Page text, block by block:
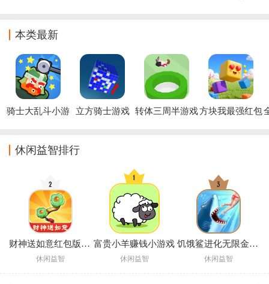
载
本类最新
骑士大乱斗小游
立方骑士游戏 转体三周半游戏方块我最强红包
休闲益智排行
财神送如意红包版赚钱
休闲益智
富贵小羊赚钱小游戏
休闲益智
饥饿鲨进化无限金币无限钻石(Hungry Shark)
休闲益智